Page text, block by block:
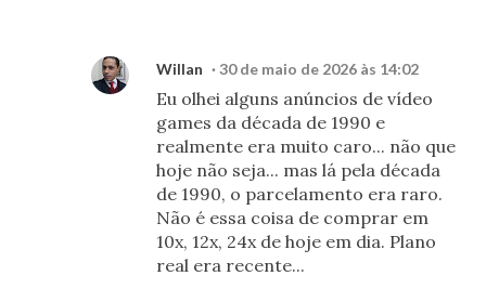
Willan 30 de maio de 2026 às 14:02
Eu olhei alguns anúncios de vídeo
games da década de 1990 e
realmente era muito caro... não que
hoje não seja... mas lá pela década
de 1990, o parcelamento era raro.
Não é essa coisa de comprar em
10x, 12x, 24x de hoje em dia. Plano
real era recente...